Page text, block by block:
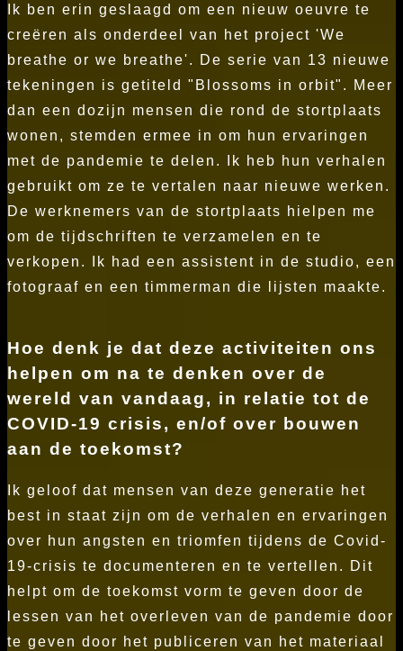
Ik ben erin geslaagd om een nieuw oeuvre te
creëren als onderdeel van het project 'We
breathe or we breathe'. De serie van 13 nieuwe
tekeningen is getiteld "Blossoms in orbit". Meer
dan een dozijn mensen die rond de stortplaats
wonen, stemden ermee in om hun ervaringen
met de pandemie te delen. Ik heb hun verhalen
gebruikt om ze te vertalen naar nieuwe werken.
De werknemers van de stortplaats hielpen me
om de tijdschriften te verzamelen en te
verkopen. Ik had een assistent in de studio, een
fotograaf en een timmerman die lijsten maakte.
Hoe denk je dat deze activiteiten ons
helpen om na te denken over de
wereld van vandaag, in relatie tot de
COVID-19 crisis, en/of over bouwen
aan de toekomst?
Ik geloof dat mensen van deze generatie het
best in staat zijn om de verhalen en ervaringen
over hun angsten en triomfen tijdens de Covid-
19-crisis te documenteren en te vertellen. Dit
helpt om de toekomst vorm te geven door de
lessen van het overleven van de pandemie door
te geven door het publiceren van het materiaal